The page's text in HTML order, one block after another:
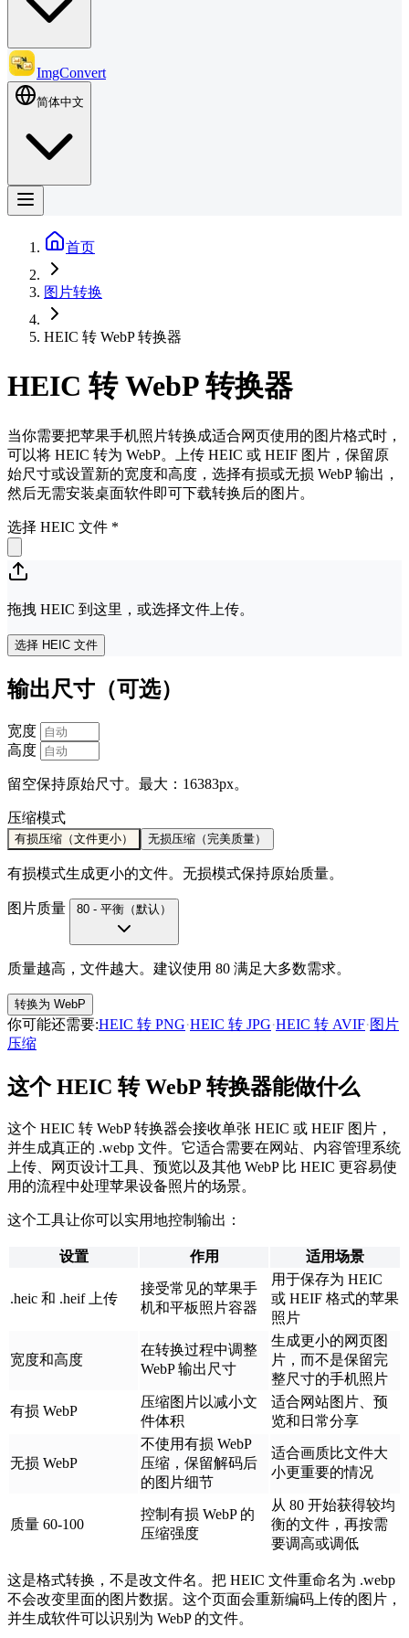
ImgConvert
简体中文
首页
图片转换
HEIC 转 WebP 转换器
HEIC 转 WebP 转换器
当你需要把苹果手机照片转换成适合网页使用的图片格式时，
可以将 HEIC 转为 WebP。上传 HEIC 或 HEIF 图片，保留原
始尺寸或设置新的宽度和高度，选择有损或无损 WebP 输出，
然后无需安装桌面软件即可下载转换后的图片。
选择 HEIC 文件 *
拖拽 HEIC 到这里，或选择文件上传。
选择 HEIC 文件
输出尺寸（可选）
宽度
高度
留空保持原始尺寸。最大：16383px。
压缩模式
有损压缩（文件更小） 无损压缩（完美质量）
有损模式生成更小的文件。无损模式保持原始质量。
图片质量 80 - 平衡（默认）
质量越高，文件越大。建议使用 80 满足大多数需求。
转换为 WebP
你可能还需要:HEIC 转 PNG·HEIC 转 JPG·HEIC 转 AVIF·图片
压缩
这个 HEIC 转 WebP 转换器能做什么
这个 HEIC 转 WebP 转换器会接收单张 HEIC 或 HEIF 图片，
并生成真正的 .webp 文件。它适合需要在网站、内容管理系统
上传、网页设计工具、预览以及其他 WebP 比 HEIC 更容易使
用的流程中处理苹果设备照片的场景。
这个工具让你可以实用地控制输出：
设置 作用 适用场景
.heic 和 .heif 上传
接受常见的苹果手
机和平板照片容器
用于保存为 HEIC
或 HEIF 格式的苹果
照片
宽度和高度
在转换过程中调整
WebP 输出尺寸
生成更小的网页图
片，而不是保留完
整尺寸的手机照片
有损 WebP
压缩图片以减小文
件体积
适合网站图片、预
览和日常分享
无损 WebP
不使用有损 WebP
压缩，保留解码后
的图片细节
适合画质比文件大
小更重要的情况
质量 60-100
控制有损 WebP 的
压缩强度
从 80 开始获得较均
衡的文件，再按需
要调高或调低
这是格式转换，不是改文件名。把 HEIC 文件重命名为 .webp
不会改变里面的图片数据。这个页面会重新编码上传的图片，
并生成软件可以识别为 WebP 的文件。